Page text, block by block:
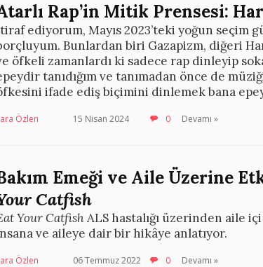
Rap’in Mitik Prensesi:
ediyorum, Mayıs 2023’teki yoğun seçim
Bunlardan biri Gazapizm, diğeri
öfkeli zamanlardı ki sadece rap dinleyip
tanıdığım ve tanımadan önce de
ifade ediş biçimini dinlemek bana
Özlen 15 Nisan 2024 0 Devamı »
Emeği ve Aile Üzerine
Catfish
Your CatfishALS hastalığı üzerinden aile
ve aileye dair bir hikâye anlatıyor.
Özlen 06 Temmuz 2022 0 Devamı »